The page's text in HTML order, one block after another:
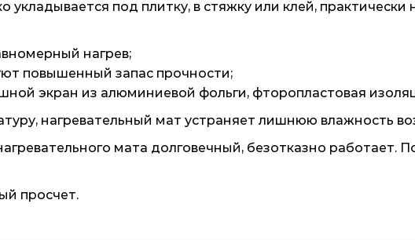
укладывается под плитку, в стяжку или клей,
нагрев;
повышенный запас прочности;
экран из алюминиевой фольги, фторопластовая
нагревательный мат устраняет лишнюю влажность
мата долговечный, безотказно работает.
просчет.